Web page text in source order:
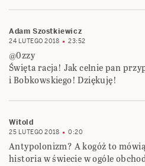
Adam Szostkiewicz
24 LUTEGO 2018 23:52
@0zzy
Święta racja! Jak celnie pan
i Bobkowskiego! Dziękuję!
Witold
25 LUTEGO 2018 0:20
Antypolonizm? A kogóż to
historia w świecie w ogóle